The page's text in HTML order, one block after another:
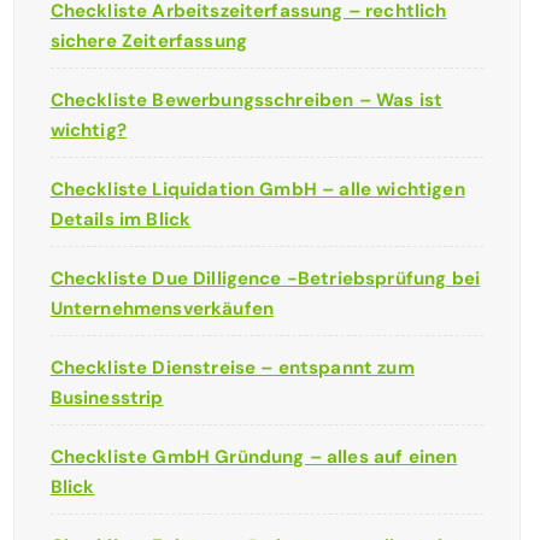
Checkliste Arbeitszeiterfassung – rechtlich
sichere Zeiterfassung
Checkliste Bewerbungsschreiben – Was ist
wichtig?
Checkliste Liquidation GmbH – alle wichtigen
Details im Blick
Checkliste Due Dilligence -Betriebsprüfung bei
Unternehmensverkäufen
Checkliste Dienstreise – entspannt zum
Businesstrip
Checkliste GmbH Gründung – alles auf einen
Blick